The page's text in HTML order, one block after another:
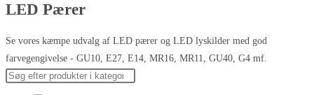
LED Pærer
Se vores kæmpe udvalg af LED pærer og LED lyskilder med god
farvegengivelse - GU10, E27, E14, MR16, MR11, GU40, G4 mf.